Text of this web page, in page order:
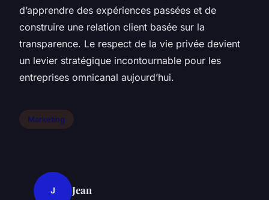
d’apprendre des expériences passées et de
construire une relation client basée sur la
transparence. Le respect de la vie privée devient
un levier stratégique incontournable pour les
entreprises omnicanal aujourd’hui.
Marketing
J Jean